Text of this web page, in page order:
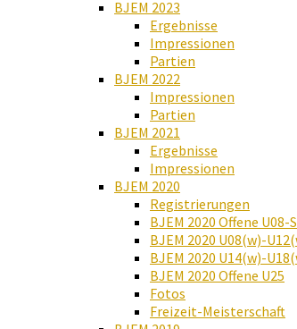
BJEM 2023
Ergebnisse
Impressionen
Partien
BJEM 2022
Impressionen
Partien
BJEM 2021
Ergebnisse
Impressionen
BJEM 2020
Registrierungen
BJEM 2020 Offene
BJEM 2020 U08(w)-
BJEM 2020 U14(w)-
BJEM 2020 Offene U25
Fotos
Freizeit-Meisterschaft